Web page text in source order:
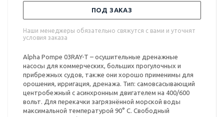
ПОД ЗАКАЗ
Наши менеджеры обязательно свяжутся с вами и уточнят
условия заказа
Alpha Pompe 03RAY-T – осушительные дренажные
насосы для коммерческих, больших прогулочных и
прибрежных судов, также они хорошо применимы для
орошения, ирригация, дренажа. Тип: самовсасывающий
центробежный с асинхронным двигателем на 400/600
вольт. Для перекачки загрязнённой морской воды
максимальной температурой 90° С. Свободный